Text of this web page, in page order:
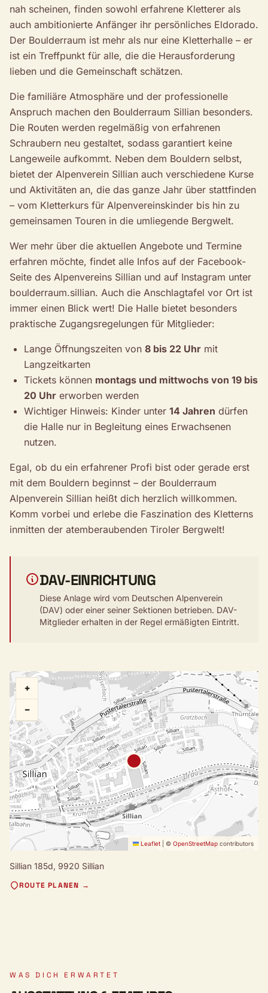
nah scheinen, finden sowohl erfahrene Kletterer als
auch ambitionierte Anfänger ihr persönliches Eldorado.
Der Boulderraum ist mehr als nur eine Kletterhalle – er
ist ein Treffpunkt für alle, die die Herausforderung
lieben und die Gemeinschaft schätzen.
Die familiäre Atmosphäre und der professionelle
Anspruch machen den Boulderraum Sillian besonders.
Die Routen werden regelmäßig von erfahrenen
Schraubern neu gestaltet, sodass garantiert keine
Langeweile aufkommt. Neben dem Bouldern selbst,
bietet der Alpenverein Sillian auch verschiedene Kurse
und Aktivitäten an, die das ganze Jahr über stattfinden
– vom Kletterkurs für Alpenvereinskinder bis hin zu
gemeinsamen Touren in die umliegende Bergwelt.
Wer mehr über die aktuellen Angebote und Termine
erfahren möchte, findet alle Infos auf der Facebook-
Seite des Alpenvereins Sillian und auf Instagram unter
boulderraum.sillian. Auch die Anschlagtafel vor Ort ist
immer einen Blick wert! Die Halle bietet besonders
praktische Zugangsregelungen für Mitglieder:
Lange Öffnungszeiten von 8 bis 22 Uhr mit
Langzeitkarten
Tickets können montags und mittwochs von 19 bis
20 Uhr erworben werden
Wichtiger Hinweis: Kinder unter 14 Jahren dürfen
die Halle nur in Begleitung eines Erwachsenen
nutzen.
Egal, ob du ein erfahrener Profi bist oder gerade erst
mit dem Bouldern beginnst – der Boulderraum
Alpenverein Sillian heißt dich herzlich willkommen.
Komm vorbei und erlebe die Faszination des Kletterns
inmitten der atemberaubenden Tiroler Bergwelt!
DAV-EINRICHTUNG
Diese Anlage wird vom Deutschen Alpenverein
(DAV) oder einer seiner Sektionen betrieben. DAV-
Mitglieder erhalten in der Regel ermäßigten Eintritt.
+
−
Leaflet © OpenStreetMap contributors
Sillian 185d, 9920 Sillian
ROUTE PLANEN →
WAS DICH ERWARTET